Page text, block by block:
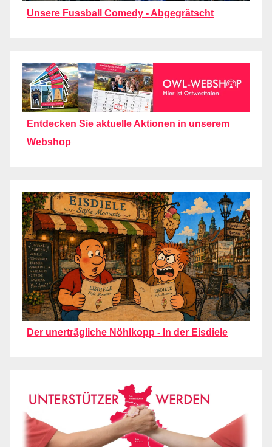
Unsere Fussball Comedy - Abgegrätscht
Entdecken Sie aktuelle Aktionen in unserem
Webshop
Der unerträgliche Nöhlkopp - In der Eisdiele